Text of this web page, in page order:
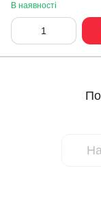
В наявності